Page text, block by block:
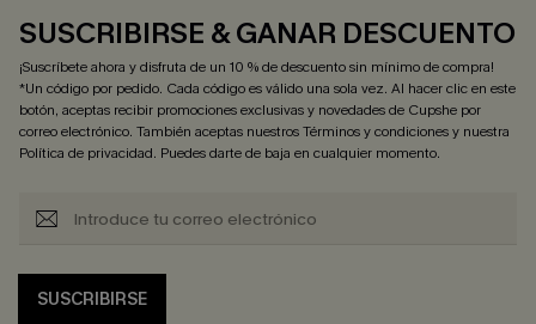
SUSCRIBIRSE & GANAR DESCUENTO
¡Suscríbete ahora y disfruta de un 10 % de descuento sin mínimo de compra!
*Un código por pedido. Cada código es válido una sola vez. Al hacer clic en este
botón, aceptas recibir promociones exclusivas y novedades de Cupshe por
correo electrónico. También aceptas nuestrosTérminos y condicionesy nuestra
Política de privacidad. Puedes darte de baja en cualquier momento.
SUSCRIBIRSE